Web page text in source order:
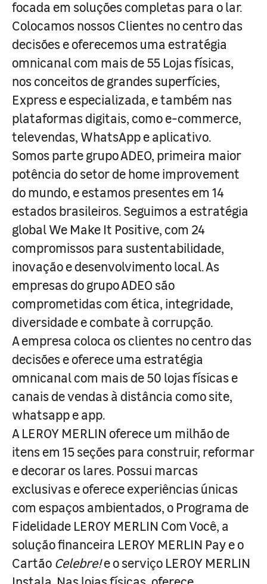
focada em soluções completas para o lar.
Colocamos nossos Clientes no centro das
decisões e oferecemos uma estratégia
omnicanal com mais de 55 Lojas físicas,
nos conceitos de grandes superfícies,
Express e especializada, e também nas
plataformas digitais, como e-commerce,
televendas, WhatsApp e aplicativo.
Somos parte grupo ADEO, primeira maior
potência do setor de home improvement
do mundo, e estamos presentes em 14
estados brasileiros. Seguimos a estratégia
global We Make It Positive, com 24
compromissos para sustentabilidade,
inovação e desenvolvimento local. As
empresas do grupo ADEO são
comprometidas com ética, integridade,
diversidade e combate à corrupção.
A empresa coloca os clientes no centro das
decisões e oferece uma estratégia
omnicanal com mais de 50 lojas físicas e
canais de vendas à distância como site,
whatsapp e app.
A LEROY MERLIN oferece um milhão de
itens em 15 seções para construir, reformar
e decorar os lares. Possui marcas
exclusivas e oferece experiências únicas
com espaços ambientados, o Programa de
Fidelidade LEROY MERLIN Com Você, a
solução financeira LEROY MERLIN Pay e o
Cartão Celebre!e o serviço LEROY MERLIN